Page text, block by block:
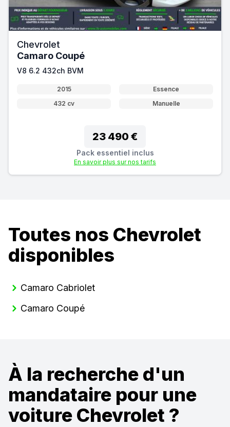
Chevrolet
Camaro Coupé
V8 6.2 432ch BVM
2015
Essence
432 cv
Manuelle
23 490 €
Pack essentiel inclus
En savoir plus sur nos tarifs
Toutes nos Chevrolet
disponibles
Camaro Cabriolet
Camaro Coupé
À la recherche d'un
mandataire pour une
voiture Chevrolet ?